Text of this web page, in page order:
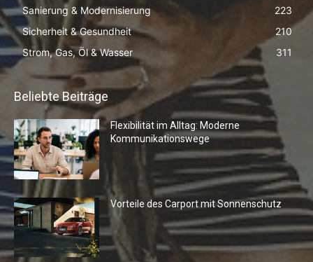
Sanierung & Modernisierung
223
Sicherheit & Gesundheit
210
Strom, Gas, Öl & Wasser
311
Beliebte Beiträge
Flexibilität im Alltag: Moderne
Kommunikationswege
Vorteile des Carport mit Sonnenschutz